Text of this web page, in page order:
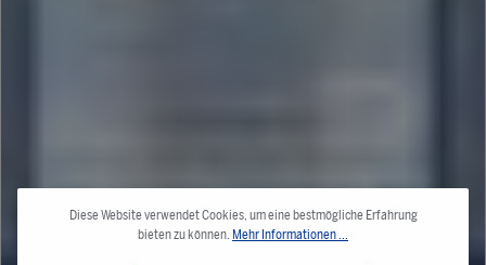
Diese Website verwendet Cookies, um eine bestmögliche Erfahrung
bieten zu können. Mehr Informationen ...